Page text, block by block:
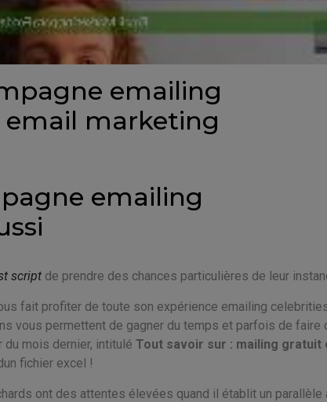
emailing
marketing
emailing
script de prendre des chances particulières de leur
fait profiter de toute son expérience emailing celebrities
vous permettent de gagner du temps et parfois de faire
mois dernier, intitulé Tout savoir sur : mailing gratuit
fichier excel !
ont des attentes élevées quand il établit un parallèle